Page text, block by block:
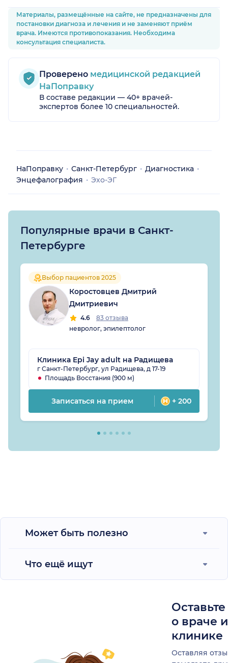
Материалы, размещённые на сайте, не предназначены для
постановки диагноза и лечения и не заменяют приём
врача. Имеются противопоказания. Необходима
консультация специалиста.
Проверено медицинской редакцией
НаПоправку
В составе редакции — 40+ врачей-
экспертов более 10 специальностей.
НаПоправку Санкт-Петербург
Диагностика
Энцефалография
Эхо-ЭГ
Популярные врачи в Санкт-
Петербурге
Выбор пациентов 2025
Коростовцев Дмитрий
Дмитриевич
4.6
83 отзыва
невролог, эпилептолог
Клиника Epi Jay adult на Радищева
г Санкт-Петербург, ул Радищева, д 17-19
Площадь Восстания (900 м)
Записаться на прием + 200
Может быть полезно
Что ещё ищут
о враче
клинике
Оставляя